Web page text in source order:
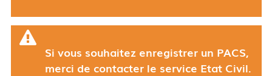
Si vous souhaitez enregistrer un PACS,
merci de contacter le service Etat Civil.